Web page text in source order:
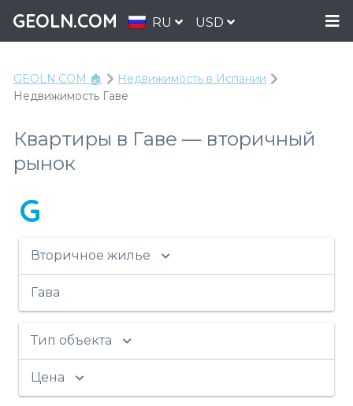
GEOLN.COM RU USD
GEOLN.COM 🏠
Недвижимость в Испании
Недвижимость Гаве
Квартиры в Гаве — вторичный
рынок
G
Вторичное жилье
Гава
Тип объекта
Цена